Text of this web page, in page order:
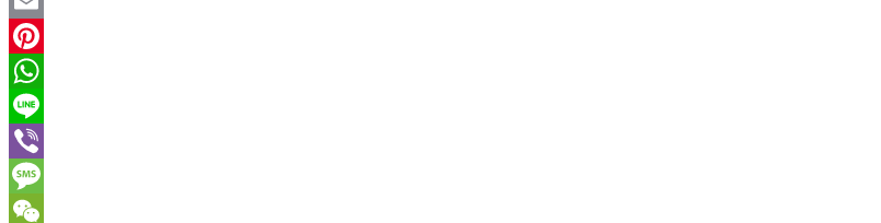
Email
Pinterest
WhatsApp
Line
Viber
Message